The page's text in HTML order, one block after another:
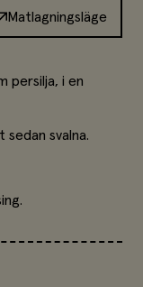
Matlagningsläge
persilja, i en
svalna.